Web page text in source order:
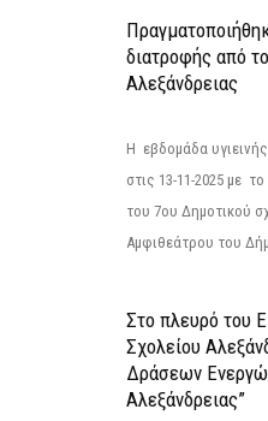
διατροφής από
Αλεξάνδρειας
Η εβδομάδα
στις 13-11-2025 με
του 7ου Δημοτικού
Αμφιθεάτρου του
Στο πλευρό του
Σχολείου
Δράσεων
Αλεξάνδρειας”